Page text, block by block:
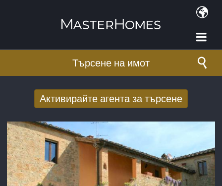
Търсене на имот
Активирайте агента за търсене
търсенето по имейл
E-mail адрес*